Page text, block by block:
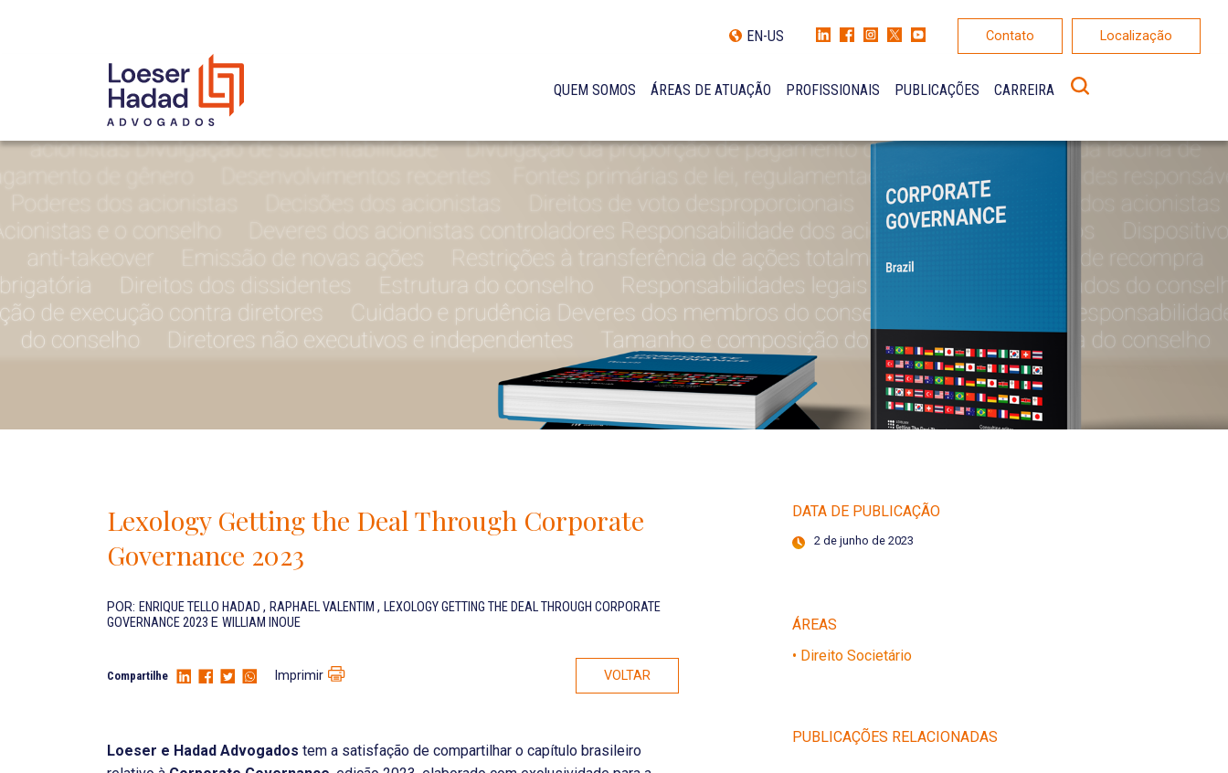
INTERNATIONAL NETWORK
PRÊMIOS
NOSSA EQUIPE
EN-US Contato Localização
QUEM SOMOS
INCLUSÃO E DIVERSIDADE
NOSSA EQUIPE
ÁREAS DE ATUAÇÃO PROFISSIONAIS PUBLICAÇÕES CARREIRA
Lexology Getting the Deal Through Corporate
Governance 2023
POR: ENRIQUE TELLO HADAD , RAPHAEL VALENTIM , LEXOLOGY GETTING THE DEAL THROUGH CORPORATE
GOVERNANCE 2023 E WILLIAM INOUE
Compartilhe Imprimir VOLTAR
Loeser e Hadad Advogados tem a satisfação de compartilhar o capítulo brasileiro
DATA DE PUBLICAÇÃO
2 de junho de 2023
ÁREAS
• Direito Societário
PUBLICAÇÕES RELACIONADAS